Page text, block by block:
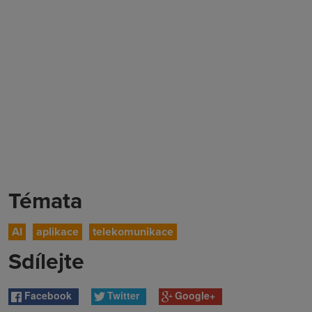
Témata
AI aplikace telekomunikace
Sdílejte
Facebook Twitter Google+